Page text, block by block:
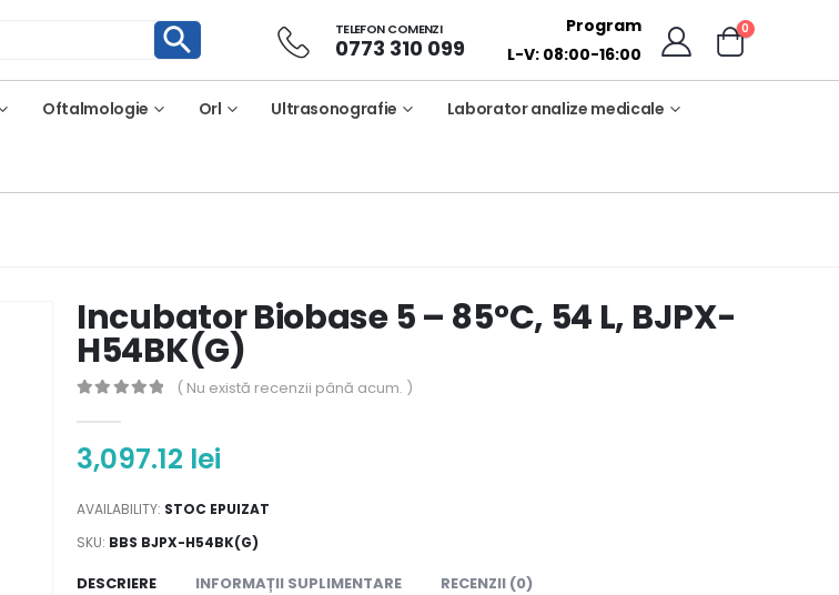
TELEFON COMENZI
0773 310 099
Program
L-V: 08:00-16:00
0
Oftalmologie Orl Ultrasonografie Laborator analize medicale
Incubator Biobase 5 – 85°C, 54 L, BJPX-
H54BK(G)
( Nu există recenzii până acum. )
3,097.12 lei
AVAILABILITY: STOC EPUIZAT
SKU: BBS BJPX-H54BK(G)
DESCRIERE INFORMAȚII SUPLIMENTARE RECENZII (0)